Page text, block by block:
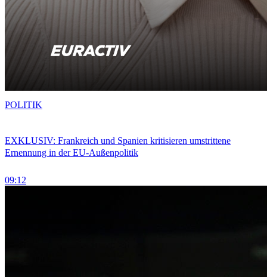
EXKLUSIV: Frankreich und Spanien kritisieren umstrittene
Ernennung in der EU-Außenpolitik
09:12
POLITIK